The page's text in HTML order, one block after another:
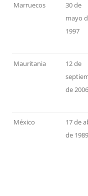
Marruecos
30 de
mayo
1997
Mauritania
12 de
de 2006
México
17 de
de 1989